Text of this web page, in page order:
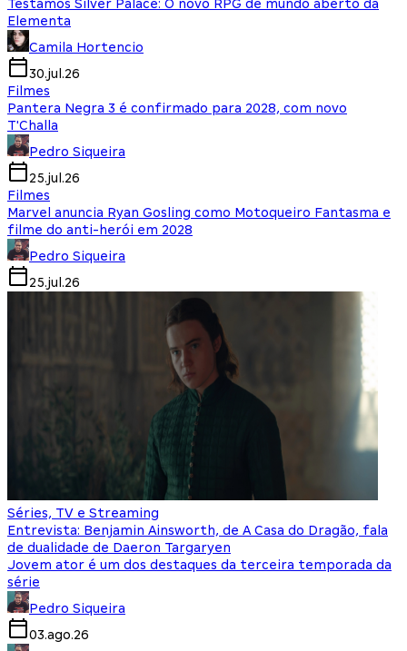
Testamos Silver Palace: O novo RPG de mundo aberto da
Elementa
Camila Hortencio
30.jul.26
Filmes
Pantera Negra 3 é confirmado para 2028, com novo
T'Challa
Pedro Siqueira
25.jul.26
Filmes
Marvel anuncia Ryan Gosling como Motoqueiro Fantasma e
filme do anti-herói em 2028
Pedro Siqueira
25.jul.26
Séries, TV e Streaming
Entrevista: Benjamin Ainsworth, de A Casa do Dragão, fala
de dualidade de Daeron Targaryen
Jovem ator é um dos destaques da terceira temporada da
série
Pedro Siqueira
03.ago.26